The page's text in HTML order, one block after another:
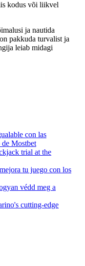
kodus või liikvel
ja nautida
pakkuda turvalist ja
leiab midagi
con las
de Mostbet
trial at the
tu juego con los
védd meg a
cutting-edge